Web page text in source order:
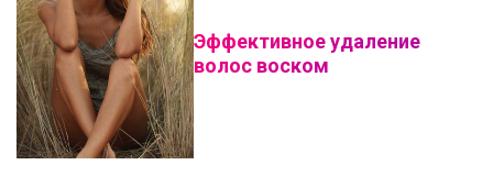
Эффективное удаление
волос воском